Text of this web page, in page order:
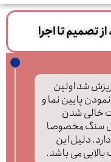
تصمیم تا اجرا
شد اولین
پایین نما و
خالی شدن
سنگ مخصوصا
دلیل این
می باشد.